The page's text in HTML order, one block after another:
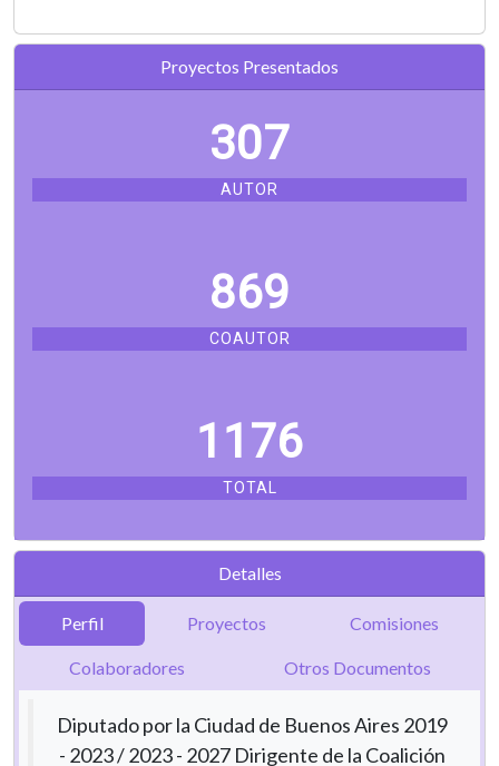
Proyectos Presentados
307
AUTOR
869
COAUTOR
1176
TOTAL
Detalles
Perfil Proyectos Comisiones
Colaboradores Otros Documentos
Diputado por la Ciudad de Buenos Aires 2019
- 2023 / 2023 - 2027 Dirigente de la Coalición